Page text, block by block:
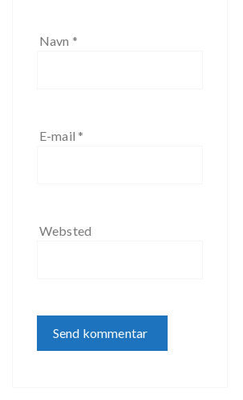
Navn *
E-mail *
Websted